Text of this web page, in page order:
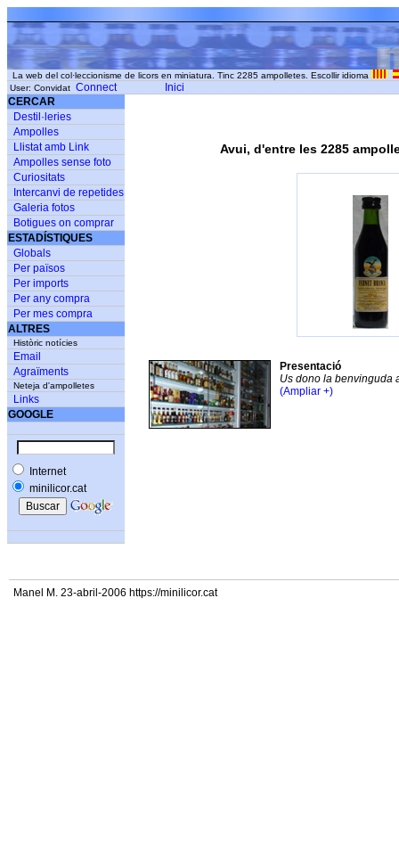
La web del col·leccionisme de licors en miniatura. Tinc 2285 ampolletes. Escollir idioma
User: Convidat Connect
Inici
CERCAR
Destil·leries
Ampolles
Llistat amb Link
Ampolles sense foto
Curiositats
Intercanvi de repetides
Galeria fotos
Botigues on comprar
ESTADÍSTIQUES
Globals
Per països
Per imports
Per any compra
Per mes compra
ALTRES
Històric notícies
Email
Agraïments
Neteja d'ampolletes
Links
GOOGLE
Internet
minilicor.cat
Avui, d'entre les 2285
Presentació
Us dono la benvinguda
(Ampliar +)
Manel M. 23-abril-2006 https://minilicor.cat